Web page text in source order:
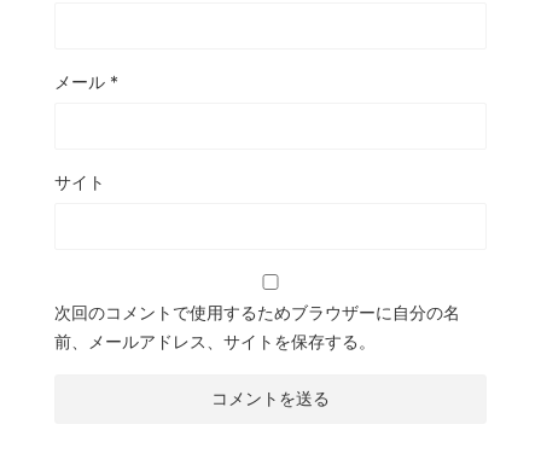
メール *
サイト
次回のコメントで使用するためブラウザーに自分の名
前、メールアドレス、サイトを保存する。